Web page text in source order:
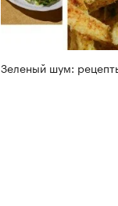
Зеленый шум: